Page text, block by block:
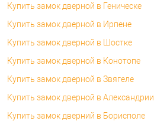
Купить замок дверной в Геническе
Купить замок дверной в Ирпене
Купить замок дверной в Шостке
Купить замок дверной в Конотопе
Купить замок дверной в Звягеле
Купить замок дверной в Александрии
Купить замок дверний в Борисполе